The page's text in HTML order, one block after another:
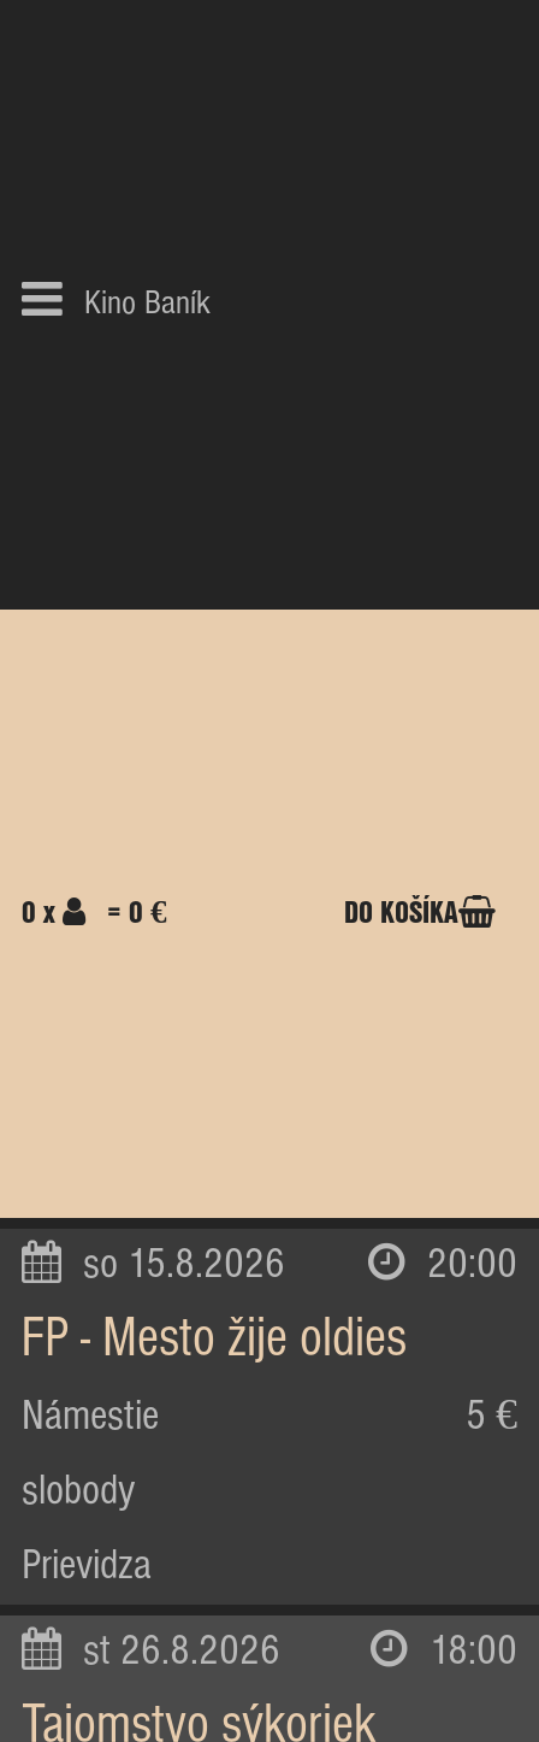
Kino Baník
0 x = 0 € DO KOŠÍKA
so 15.8.2026 20:00
FP - Mesto žije oldies
Námestie
slobody
Prievidza
5 €
st 26.8.2026 18:00
Tajomstvo sýkoriek